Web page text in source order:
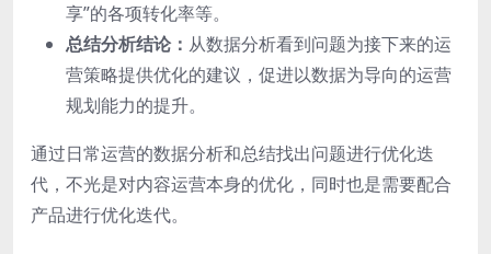
享”的各项转化率等。
总结分析结论： 从数据分析看到问题为接下来的运
营策略提供优化的建议，促进以数据为导向的运营
规划能力的提升。
通过日常运营的数据分析和总结找出问题进行优化迭
代，不光是对内容运营本身的优化，同时也是需要配合
产品进行优化迭代。